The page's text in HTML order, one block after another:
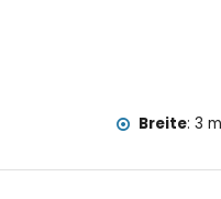
Urlaub in Denia, Costa
Blanca
(Centro de Denia) und
Breite: 3